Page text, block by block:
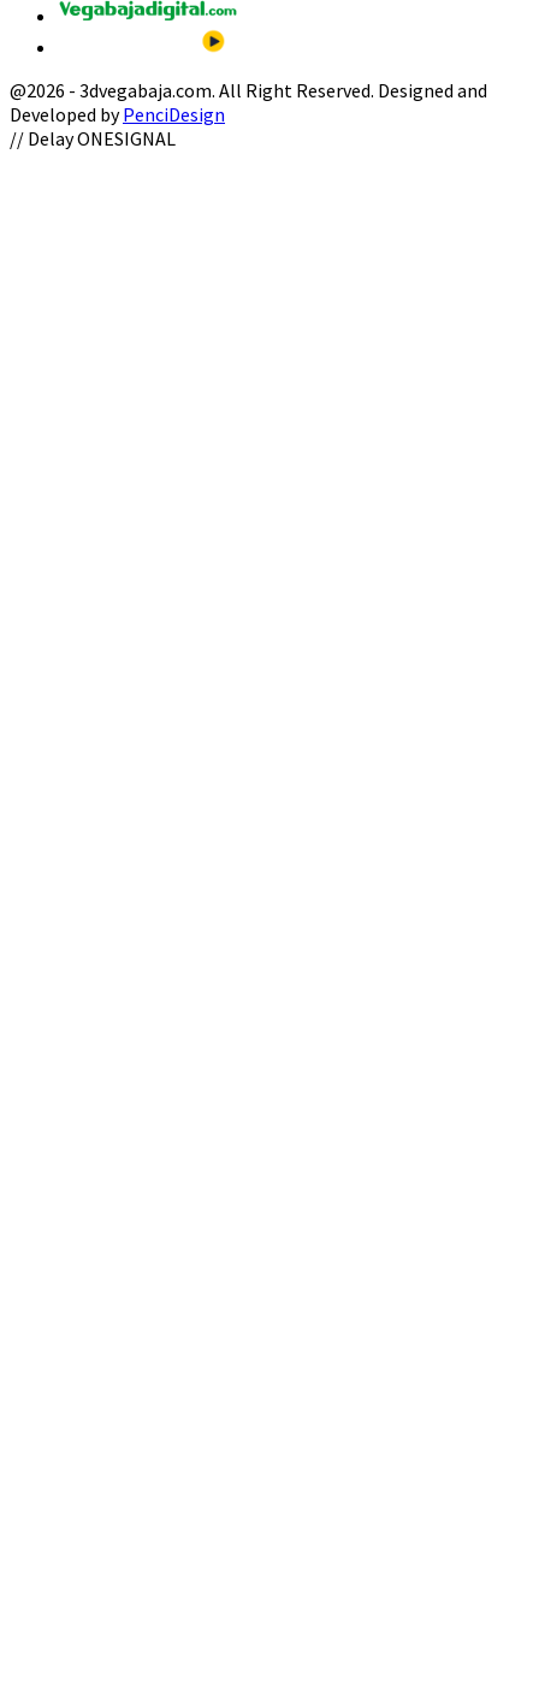
@2026 - 3dvegabaja.com. All Right Reserved. Designed and
Developed byPenciDesign
Facebook
Twitter
Instagram
Youtube
Email
// Delay ONESIGNAL